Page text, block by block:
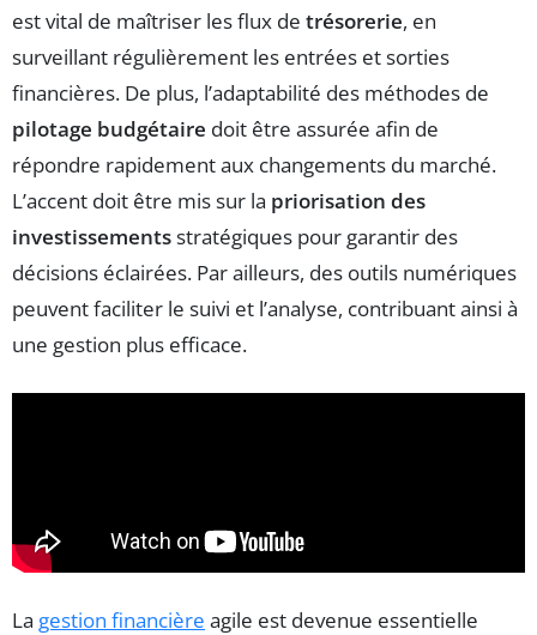
est vital de maîtriser les flux de trésorerie, en
surveillant régulièrement les entrées et sorties
financières. De plus, l’adaptabilité des méthodes de
pilotage budgétaire doit être assurée afin de
répondre rapidement aux changements du marché.
L’accent doit être mis sur la priorisation des
investissementsstratégiques pour garantir des
décisions éclairées. Par ailleurs, des outils numériques
peuvent faciliter le suivi et l’analyse, contribuant ainsi à
une gestion plus efficace.
La gestion financière agile est devenue essentielle